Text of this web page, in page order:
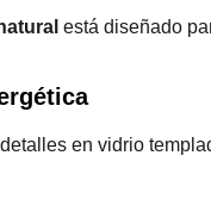
está diseñado
en vidrio